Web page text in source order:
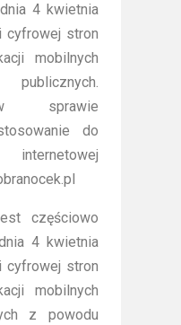
4 kwietnia
cyfrowej stron
mobilnych
sprawie
do
częściowo
4 kwietnia
cyfrowej stron
mobilnych
z powodu